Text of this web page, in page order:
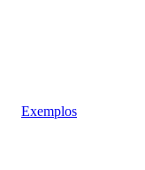
Exemplos